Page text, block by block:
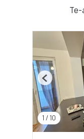
1 / 10
Previous